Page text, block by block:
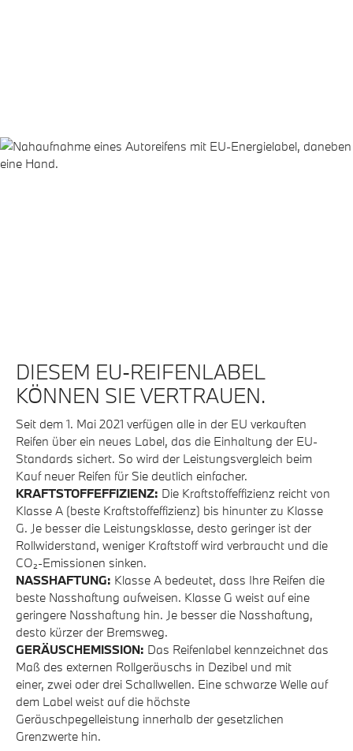
DIESEM EU-REIFENLABEL
KÖNNEN SIE VERTRAUEN.
Seit dem 1. Mai 2021 verfügen alle in der EU verkauften
Reifen über ein neues Label, das die Einhaltung der EU-
Standards sichert. So wird der Leistungsvergleich beim
Kauf neuer Reifen für Sie deutlich einfacher.
KRAFTSTOFFEFFIZIENZ: Die Kraftstoffeffizienz reicht von
Klasse A (beste Kraftstoffeffizienz) bis hinunter zu Klasse
G. Je besser die Leistungsklasse, desto geringer ist der
Rollwiderstand, weniger Kraftstoff wird verbraucht und die
CO₂-Emissionen sinken.
NASSHAFTUNG: Klasse A bedeutet, dass Ihre Reifen die
beste Nasshaftung aufweisen. Klasse G weist auf eine
geringere Nasshaftung hin. Je besser die Nasshaftung,
desto kürzer der Bremsweg.
GERÄUSCHEMISSION: Das Reifenlabel kennzeichnet das
Maß des externen Rollgeräuschs in Dezibel und mit
einer, zwei oder drei Schallwellen. Eine schwarze Welle auf
dem Label weist auf die höchste
Geräuschpegelleistung innerhalb der gesetzlichen
Grenzwerte hin.